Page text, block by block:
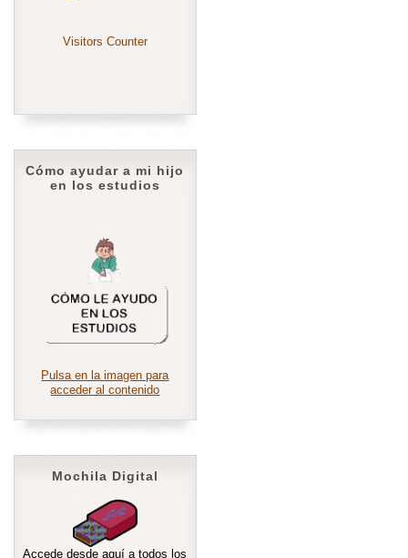
Visitors Counter
Cómo ayudar a mi hijo
en los estudios
Pulsa en la imagen para
acceder al contenido
Mochila Digital
Accede desde aquí a todos los